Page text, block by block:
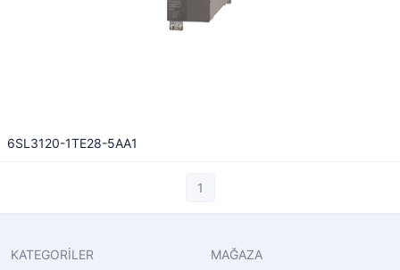
6SL3120-1TE28-5AA1
1
KATEGORİLER MAĞAZA